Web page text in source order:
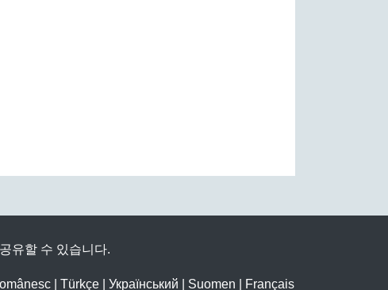
유할 수 있습니다.
| Türkçe| Український Suomen Français